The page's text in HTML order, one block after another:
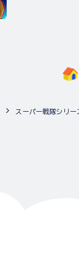
スーパー戦隊シリー